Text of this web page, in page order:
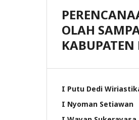
OLAH
I Putu Dedi
I Nyoman Setiawan